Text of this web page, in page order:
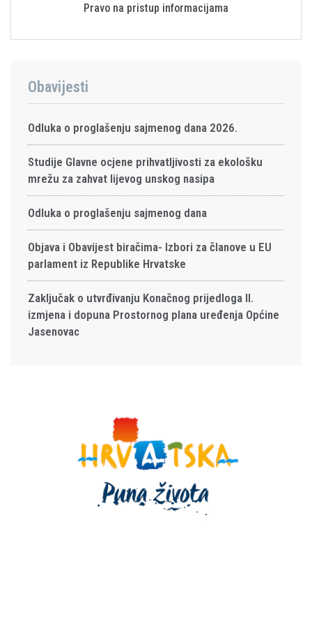
Pravo na pristup informacijama
Obavijesti
Odluka o proglašenju sajmenog dana 2026.
Studije Glavne ocjene prihvatljivosti za ekološku
mrežu za zahvat lijevog unskog nasipa
Odluka o proglašenju sajmenog dana
Objava i Obavijest biračima- Izbori za članove u EU
parlament iz Republike Hrvatske
Zaključak o utvrđivanju Konačnog prijedloga II.
izmjena i dopuna Prostornog plana uređenja Općine
Jasenovac